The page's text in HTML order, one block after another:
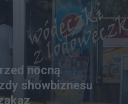
nocną
showbiznesu